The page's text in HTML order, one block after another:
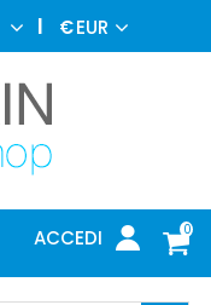
€EUR
0
ACCEDI